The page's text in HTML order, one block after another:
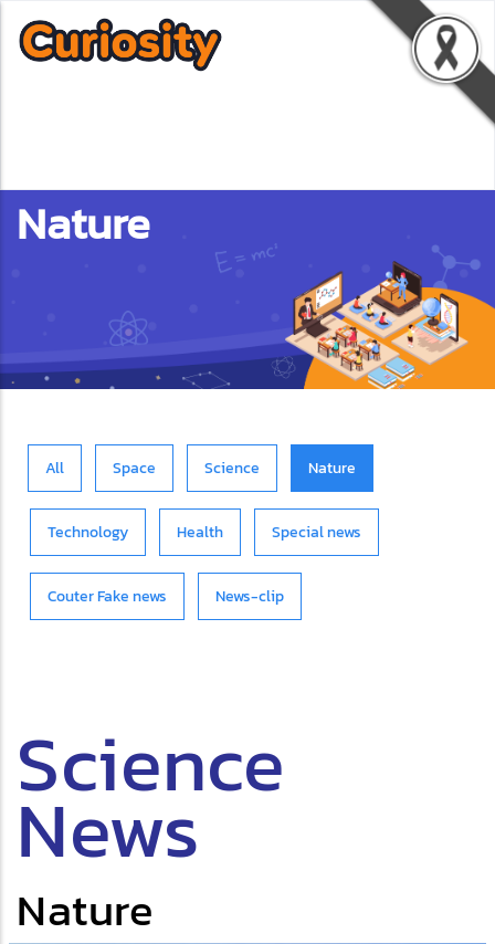
Nature
All Space Science Nature
Technology Health Special news
Couter Fake news News-clip
Science
News
Nature